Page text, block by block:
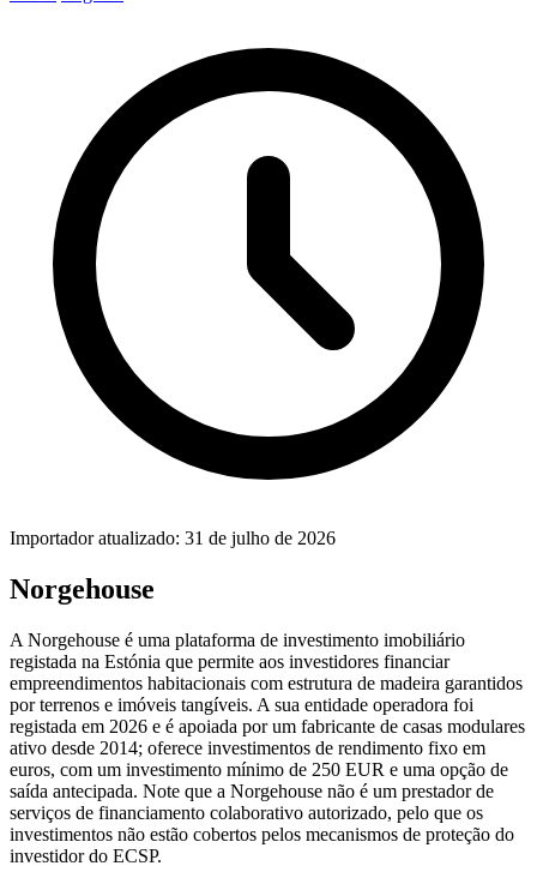
Importador atualizado: 31 de julho de 2026
Norgehouse
A Norgehouse é uma plataforma de investimento imobiliário
registada na Estónia que permite aos investidores financiar
empreendimentos habitacionais com estrutura de madeira garantidos
por terrenos e imóveis tangíveis. A sua entidade operadora foi
registada em 2026 e é apoiada por um fabricante de casas modulares
ativo desde 2014; oferece investimentos de rendimento fixo em
euros, com um investimento mínimo de 250 EUR e uma opção de
saída antecipada. Note que a Norgehouse não é um prestador de
serviços de financiamento colaborativo autorizado, pelo que os
investimentos não estão cobertos pelos mecanismos de proteção do
investidor do ECSP.